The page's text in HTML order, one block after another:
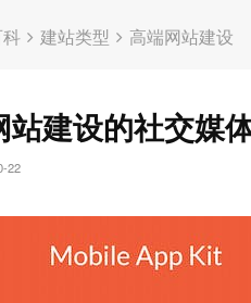
建站类型 高端网站建设
站建设的社交媒
22